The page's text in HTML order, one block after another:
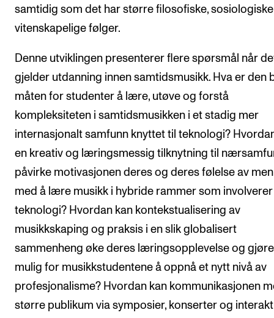
samtidig som det har større filosofiske,
vitenskapelige følger.
Denne utviklingen presenterer flere spørsmål når
gjelder utdanning innen samtidsmusikk. Hva er den
måten for studenter å lære, utøve og forstå
kompleksiteten i samtidsmusikken i et stadig mer
internasjonalt samfunn knyttet til teknologi?
en kreativ og læringsmessig tilknytning til
påvirke motivasjonen deres og deres følelse av
med å lære musikk i hybride rammer som involverer
teknologi? Hvordan kan kontekstualisering av
musikkskaping og praksis i en slik globalisert
sammenheng øke deres læringsopplevelse og
mulig for musikkstudentene å oppnå et nytt nivå av
profesjonalisme? Hvordan kan kommunikasjonen
større publikum via symposier, konserter og